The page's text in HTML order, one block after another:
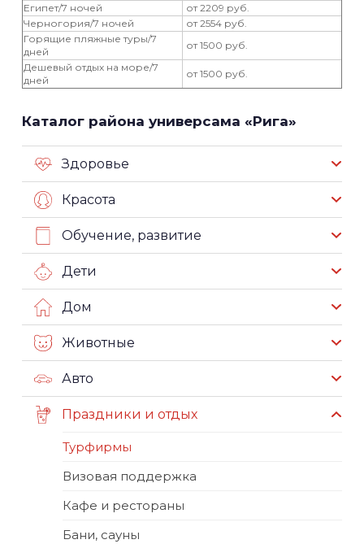
Египет/7 ночей
от 2209 руб.
Черногория/7 ночей
от 2554 руб.
Горящие пляжные туры/7
дней
от 1500 руб.
Дешевый отдых на море/7
дней
от 1500 руб.
Каталог района универсама «Рига»
Здоровье
Красота
Обучение, развитие
Дети
Дом
Животные
Авто
Праздники и отдых
Турфирмы
Визовая поддержка
Кафе и рестораны
Бани, сауны